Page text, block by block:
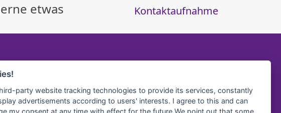
etwas
Kontaktaufnahme
party website tracking technologies to provide its services, constantly
advertisements according to users' interests. I agree to this and can